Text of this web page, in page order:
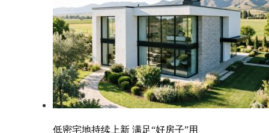
低密宅地持续上新 满足“好房子”用